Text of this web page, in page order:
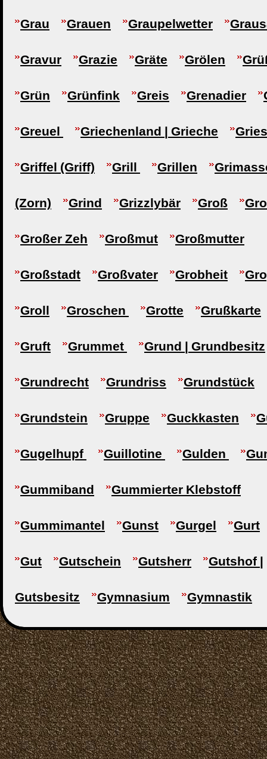
Grau Grauen Graupelwetter
Gravur Grazie Gräte Grölen
Grün Grünfink Greis Grenadier
Greuel Griechenland | Grieche
Griffel (Griff) Grill Grillen
(Zorn) Grind Grizzlybär Groß
Großer Zeh Großmut Großmutter
Großstadt Großvater Grobheit
Groll Groschen Grotte Grußkarte
Gruft Grummet Grund | Grundbesitz
Grundrecht Grundriss Grundstück
Grundstein Gruppe Guckkasten
Gugelhupf Guillotine Gulden
Gummiband Gummierter Klebstoff
Gummimantel Gunst Gurgel Gurt
Gut Gutschein Gutsherr Gutshof |
Gutsbesitz Gymnasium Gymnastik